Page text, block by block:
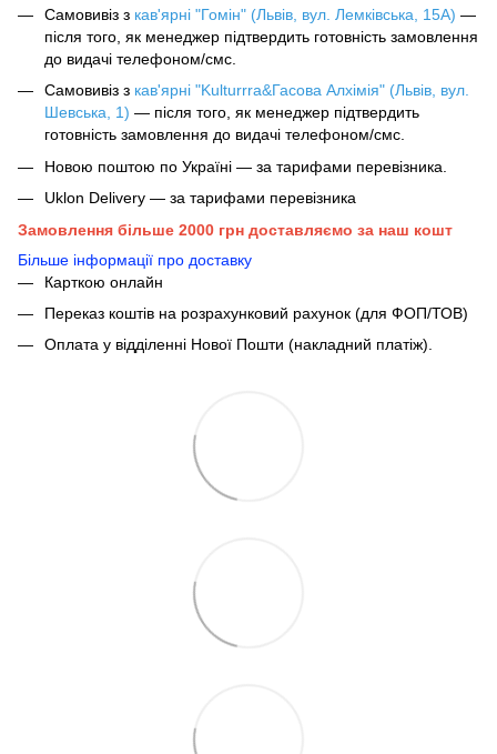
Самовивіз з кав'ярні "Гомін" (Львів, вул. Лемківська, 15А) —
після того, як менеджер підтвердить готовність замовлення
до видачі телефоном/смс.
Самовивіз з кав'ярні "Kulturrra&Гасова Алхімія" (Львів, вул.
Шевська, 1) — після того, як менеджер підтвердить
готовність замовлення до видачі телефоном/смс.
Новою поштою по Україні — за тарифами перевізника.
Uklon Delivery — за тарифами перевізника
Замовлення більше 2000 грн доставляємо за наш кошт
Більше інформації про доставку
Карткою онлайн
Переказ коштів на розрахунковий рахунок (для ФОП/ТОВ)
Оплата у відділенні Нової Пошти (накладний платіж).